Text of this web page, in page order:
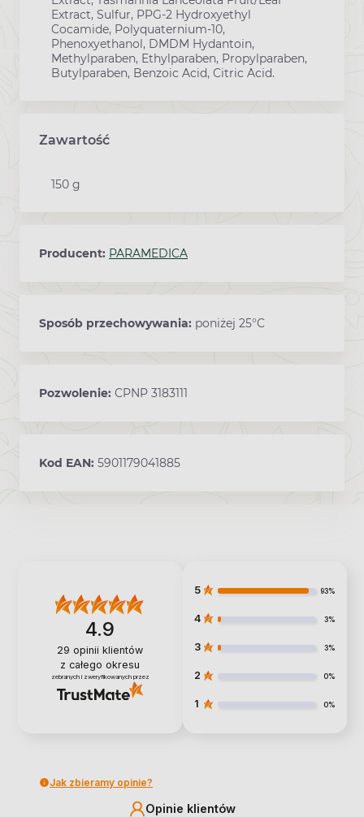
Extract, Sulfur, PPG-2 Hydroxyethyl
Cocamide, Polyquaternium-10,
Phenoxyethanol, DMDM Hydantoin,
Methylparaben, Ethylparaben, Propylparaben,
Butylparaben, Benzoic Acid, Citric Acid.
Zawartość
150 g
Producent: PARAMEDICA
Sposób przechowywania: poniżej 25°C
Pozwolenie: CPNP 3183111
Kod EAN: 5901179041885
4.9
29 opinii klientów
z całego okresu
zebranych i zweryfikowanych przez
5 93%
4 3%
3 3%
2 0%
1 0%
Jak zbieramy opinie?
Opinie klientów